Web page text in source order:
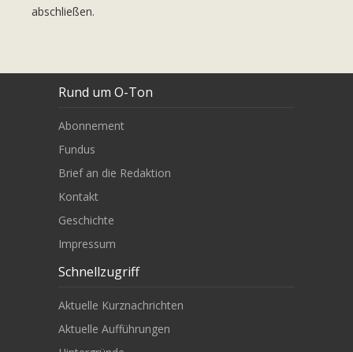
abschließen.
Rund um O-Ton
Abonnement
Fundus
Brief an die Redaktion
Kontakt
Geschichte
Impressum
Schnellzugriff
Aktuelle Kurznachrichten
Aktuelle Aufführungen